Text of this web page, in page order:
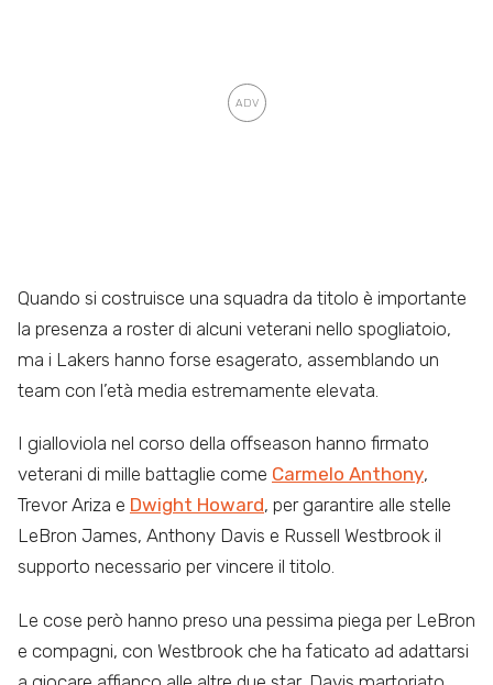
Quando si costruisce una squadra da titolo è importante
la presenza a roster di alcuni veterani nello spogliatoio,
ma i Lakers hanno forse esagerato, assemblando un
team con l’età media estremamente elevata.
I gialloviola nel corso della offseason hanno firmato
veterani di mille battaglie come Carmelo Anthony,
Trevor Ariza e Dwight Howard, per garantire alle stelle
LeBron James, Anthony Davis e Russell Westbrook il
supporto necessario per vincere il titolo.
Le cose però hanno preso una pessima piega per LeBron
e compagni, con Westbrook che ha faticato ad adattarsi